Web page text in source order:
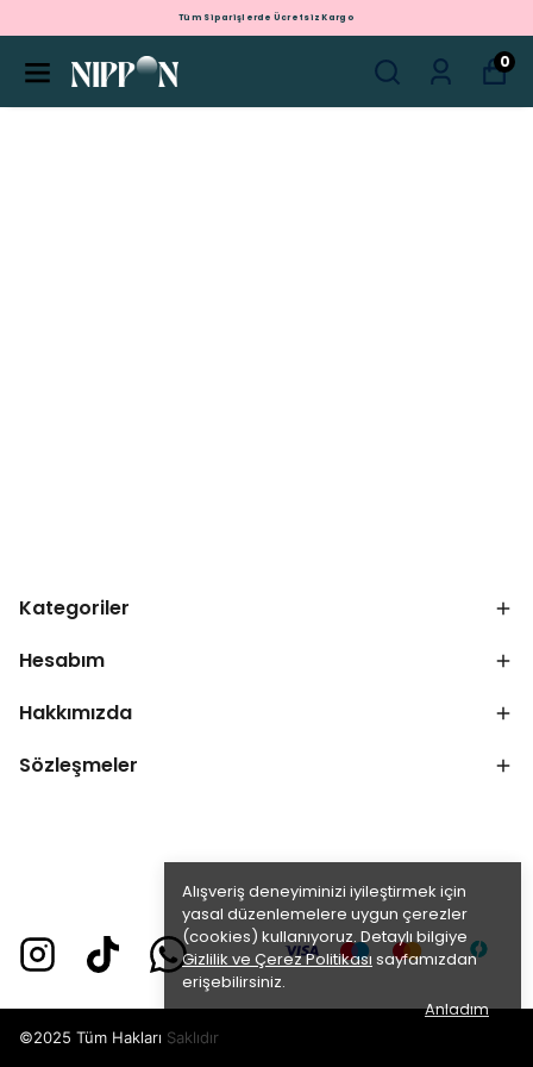
Tüm Siparişlerde Ücretsiz Kargo
0
Alışveriş deneyiminizi iyileştirmek için
yasal düzenlemelere uygun çerezler
(cookies) kullanıyoruz. Detaylı bilgiye
Gizlilik ve Çerez Politikası sayfamızdan
erişebilirsiniz.
Anladım
Kategoriler
Hesabım
Hakkımızda
Sözleşmeler
©2025 Tüm Hakları Saklıdır